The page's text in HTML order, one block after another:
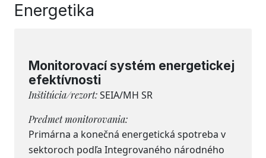
Energetika
Monitorovací systém energetickej
efektívnosti
Inštitúcia/rezort:SEIA/MH SR
Predmet monitorovania:
Primárna a konečná energetická spotreba v
sektoroch podľa Integrovaného národného